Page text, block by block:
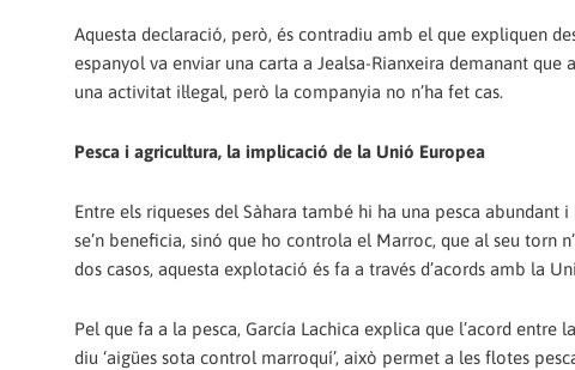
Aquesta declaració, però, és contradiu amb el que expliquen
espanyol va enviar una carta a Jealsa-Rianxeira demanant
una activitat il·legal, però la companyia no n’ha fet cas.
Pesca i agricultura, la implicació de la Unió Europea
Entre els riqueses del Sàhara també hi ha una pesca
se’n beneficia, sinó que ho controla el Marroc, que al seu torn
dos casos, aquesta explotació és fa a través d’acords amb la
Pel que fa a la pesca, García Lachica explica que l’acord
diu ‘aigües sota control marroquí’, això permet a les flotes